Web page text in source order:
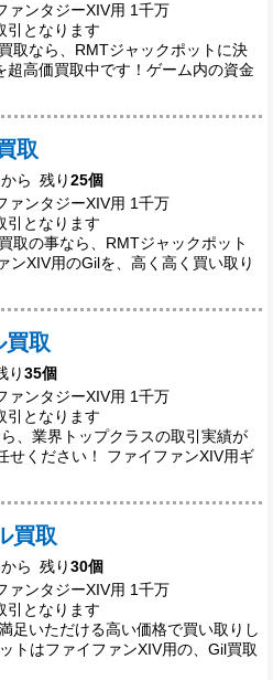
ァンタジーXIV用 1千万
引となります
取なら、RMTジャックポットに決
超高価買取中です！ゲーム内の資金
取
ら 残り25個
ァンタジーXIV用 1千万
引となります
取の事なら、RMTジャックポット
ンXIV用のGilを、高く高く買い取り
取
り35個
ァンタジーXIV用 1千万
引となります
、業界トップクラスの取引実績が
せください！ ファイファンXIV用ギ
買取
ら 残り30個
ァンタジーXIV用 1千万
引となります
足いただける高い価格で買い取りし
トはファイファンXIV用の、Gil買取